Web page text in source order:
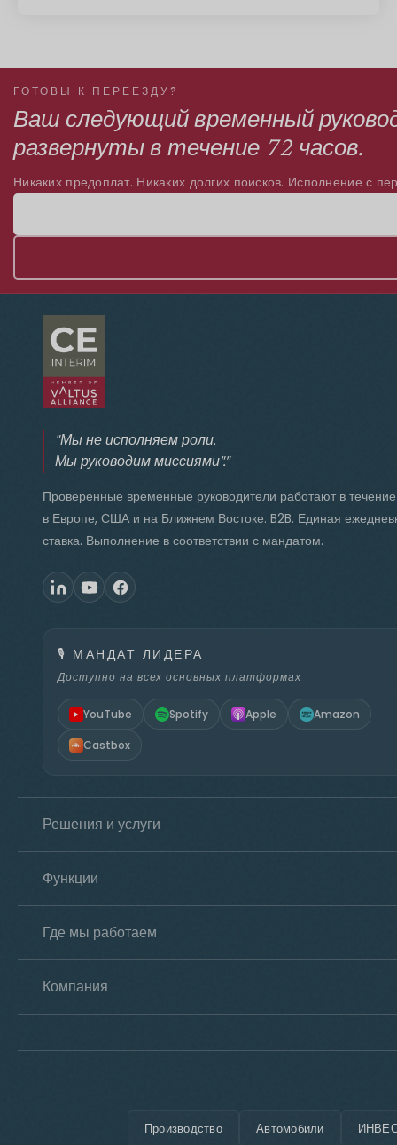
ГОТОВЫ К ПЕРЕЕЗДУ?
Ваш следующий временный
развернуты в течение 72 часов.
Никаких предоплат. Никаких долгих поисков. Исполнение с
"Мы не исполняем роли.
Мы руководим миссиями"."
Проверенные временные руководители работают в
в Европе, США и на Ближнем Востоке. B2B. Единая
ставка. Выполнение в соответствии с мандатом.
🎙️ МАНДАТ ЛИДЕРА
Доступно на всех основных платформах
YouTube Spotify Apple Amazon
Castbox
Решения и услуги
Функции
Где мы работаем
Компания
Производство Автомобили